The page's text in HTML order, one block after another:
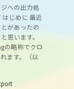
への出力処
じめに 最近
があったの
思います。
の略称でクロ
ます。（以